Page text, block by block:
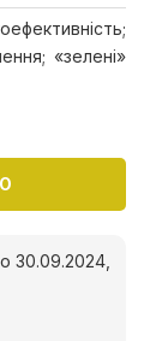
«зелені»
30.09.2024,